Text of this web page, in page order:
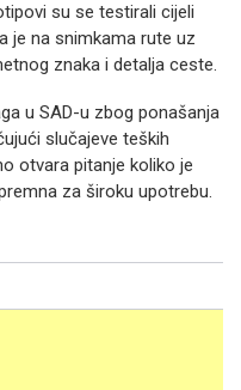
su se testirali cijeli
je na snimkama rute uz
znaka i detalja ceste.
u SAD-u zbog ponašanja
slučajeve teških
otvara pitanje koliko je
za široku upotrebu.